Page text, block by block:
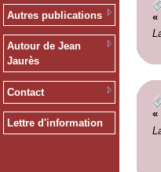
Autres publications
Autour de Jean
Jaurès
Contact
Lettre d'information
«
«